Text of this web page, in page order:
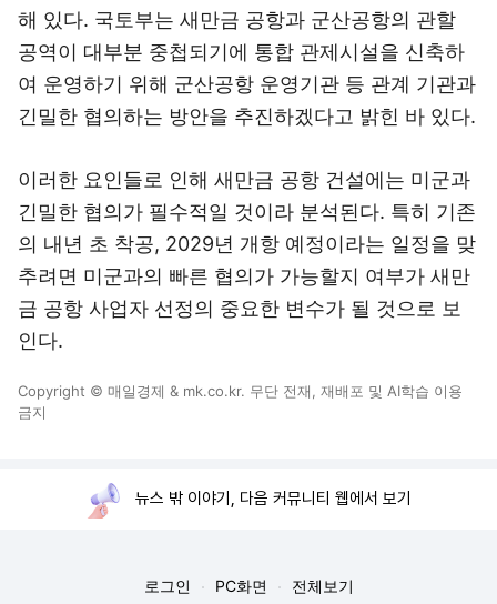
해 있다. 국토부는 새만금 공항과 군산공항의 관할
공역이 대부분 중첩되기에 통합 관제시설을 신축하
여 운영하기 위해 군산공항 운영기관 등 관계 기관과
긴밀한 협의하는 방안을 추진하겠다고 밝힌 바 있다.
이러한 요인들로 인해 새만금 공항 건설에는 미군과
긴밀한 협의가 필수적일 것이라 분석된다. 특히 기존
의 내년 초 착공, 2029년 개항 예정이라는 일정을 맞
추려면 미군과의 빠른 협의가 가능할지 여부가 새만
금 공항 사업자 선정의 중요한 변수가 될 것으로 보
인다.
Copyright © 매일경제 & mk.co.kr. 무단 전재, 재배포 및 AI학습 이용
금지
뉴스 밖 이야기, 다음 커뮤니티 웹에서 보기
로그인 PC화면 전체보기